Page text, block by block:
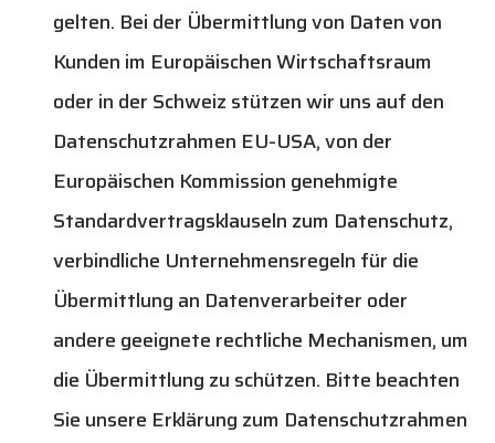
gelten. Bei der Übermittlung von Daten von
Kunden im Europäischen Wirtschaftsraum
oder in der Schweiz stützen wir uns auf den
Datenschutzrahmen EU-USA, von der
Europäischen Kommission genehmigte
Standardvertragsklauseln zum Datenschutz,
verbindliche Unternehmensregeln für die
Übermittlung an Datenverarbeiter oder
andere geeignete rechtliche Mechanismen, um
die Übermittlung zu schützen. Bitte beachten
Sie unsere Erklärung zum Datenschutzrahmen